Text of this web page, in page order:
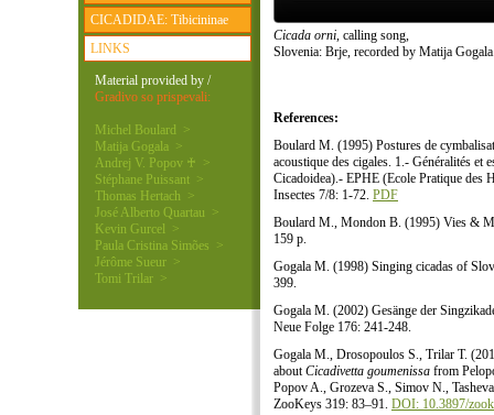
Cicada orni, calling song,
Slovenia: Brje, recorded by Matija
References:
Boulard M. (1995) Postures de
acoustique des cigales. 1.- Généralités et
Cicadoidea).- EPHE (Ecole Pratique des
Insectes 7/8: 1-72. PDF
Boulard M., Mondon B. (1995) Vies &
159 p.
Gogala M. (1998) Singing cicadas of
399.
Gogala M. (2002) Gesänge der
Neue Folge 176: 241-248.
Gogala M., Drosopoulos S., Trilar T.
aboutCicadivetta goumenissa from
Popov A., Grozeva S., Simov N.,
ZooKeys 319: 83–91. DOI: 10.3897/
CICADIDAE: Tibicininae
LINKS
Material provided by /
Gradivo so prispevali:
Michel Boulard >
Matija Gogala >
Andrej V. Popov ♰ >
Stéphane Puissant >
Thomas Hertach >
José Alberto Quartau >
Kevin Gurcel >
Paula Cristina Simões >
Jérôme Sueur >
Tomi Trilar >